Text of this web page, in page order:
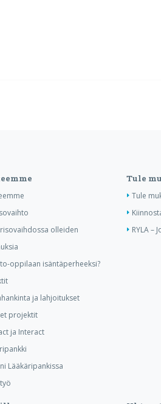
olleiden
oppilaan isäntäperheeksi?
ja lahjoitukset
projektit
ja Interact
Lääkäripankissa
Tule
Tule
RYLA –